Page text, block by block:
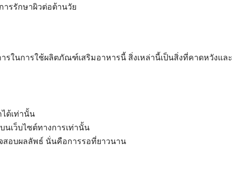
ารรักษาผิวต่อต้านวัย
รในการใช้ผลิตภัณฑ์เสริมอาหารนี้ สิ่งเหล่านี้เป็นสิ่งที่คาดหวังและ
ด้เท่านั้น
นเว็บไซต์ทางการเท่านั้น
สอบผลลัพธ์ นั่นคือการรอที่ยาวนาน